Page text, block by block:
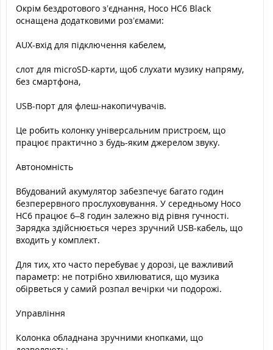
Окрім бездротового з’єднання, Hoco HC6 Black
оснащена додатковими роз’ємами:
AUX-вхід для підключення кабелем,
слот для microSD-карти, щоб слухати музику напряму,
без смартфона,
USB-порт для флеш-накопичувачів.
Це робить колонку універсальним пристроєм, що
працює практично з будь-яким джерелом звуку.
Автономність
Вбудований акумулятор забезпечує багато годин
безперервного прослуховування. У середньому Hoco
HC6 працює 6–8 годин залежно від рівня гучності.
Зарядка здійснюється через зручний USB-кабель, що
входить у комплект.
Для тих, хто часто перебуває у дорозі, це важливий
параметр: не потрібно хвилюватися, що музика
обірветься у самий розпал вечірки чи подорожі.
Управління
Колонка обладнана зручними кнопками, що